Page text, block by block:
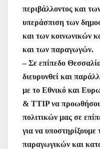
περιβάλλοντος και
υπεράσπιση των
και των κοινωνικών
και των παραγωγών.
– Σε επίπεδο
διευρυνθεί και
με το Εθνικό και
& TTIP να
πολιτικών μας σε
για να
παραγωγικών και